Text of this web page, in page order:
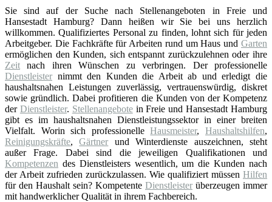
Sie sind auf der Suche nach Stellenangeboten in Freie und
Hansestadt Hamburg? Dann heißen wir Sie bei uns herzlich
willkommen. Qualifiziertes Personal zu finden, lohnt sich für jeden
Arbeitgeber. Die Fachkräfte für Arbeiten rund um Haus und Garten
ermöglichen den Kunden, sich entspannt zurückzulehnen oder ihre
Zeit nach ihren Wünschen zu verbringen. Der professionelle
Dienstleister nimmt den Kunden die Arbeit ab und erledigt die
haushaltsnahen Leistungen zuverlässig, vertrauenswürdig, diskret
sowie gründlich. Dabei profitieren die Kunden von der Kompetenz
der Dienstleister. Stellenangebotein Freie und Hansestadt Hamburg
gibt es im haushaltsnahen Dienstleistungssektor in einer breiten
Vielfalt. Worin sich professionelleHausmeister,Haushaltshilfen,
Reinigungskräfte,Gärtner und Winterdienste auszeichnen, steht
außer Frage. Dabei sind die jeweiligen Qualifikationen und
Kompetenzen des Dienstleisters wesentlich, um die Kunden nach
der Arbeit zufrieden zurückzulassen. Wie qualifiziert müssen Hilfen
für den Haushalt sein? Kompetente Dienstleister überzeugen immer
mit handwerklicher Qualität in ihrem Fachbereich.